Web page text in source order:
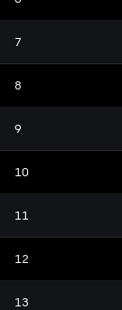
7
8
9
10
11
12
13